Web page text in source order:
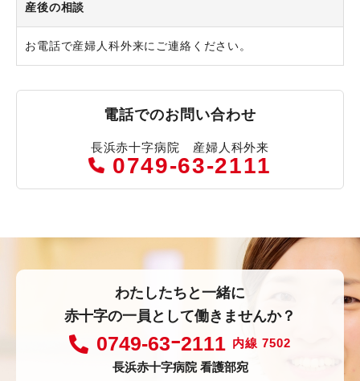
産後の相談
お電話で産婦人科外来にご連絡ください。
電話でのお問い合わせ
長浜赤十字病院 産婦人科外来
0749-63-2111
わたしたちと一緒に
赤十字の一員として働きませんか？
0749-63ｰ2111 内線 7502
長浜赤十字病院 看護部宛